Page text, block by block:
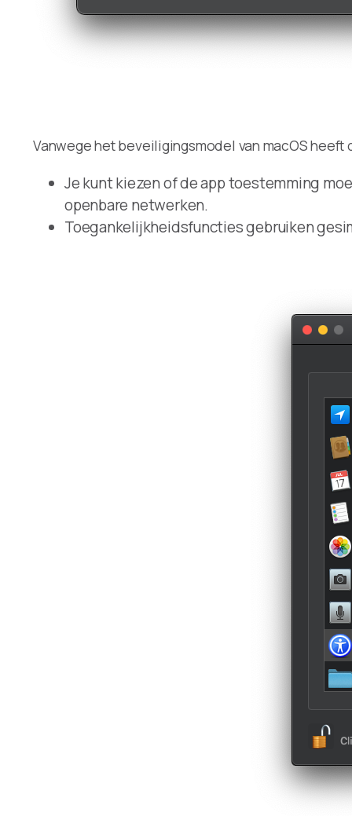
Vanwege het beveiligingsmodel van macOS
Je kunt kiezen of de app toestemming
openbare netwerken.
Toegankelijkheidsfuncties gebruiken